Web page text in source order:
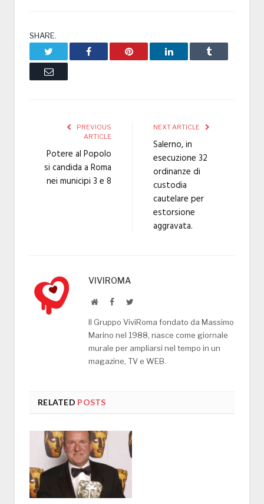
SHARE.
Facebook Pinterest LinkedIn Tumblr
Email
PREVIOUS
ARTICLE
Potere al Popolo
si candida a Roma
nei municipi 3 e 8
NEXT ARTICLE
Salerno, in
esecuzione 32
ordinanze di
custodia
cautelare per
estorsione
aggravata.
VIVIROMA
WebsiteFacebookTwitter
Il Gruppo ViviRoma fondato da Massimo
Marino nel 1988, nasce come giornale
murale per ampliarsi nel tempo in un
magazine, TV e WEB.
RELATED POSTS